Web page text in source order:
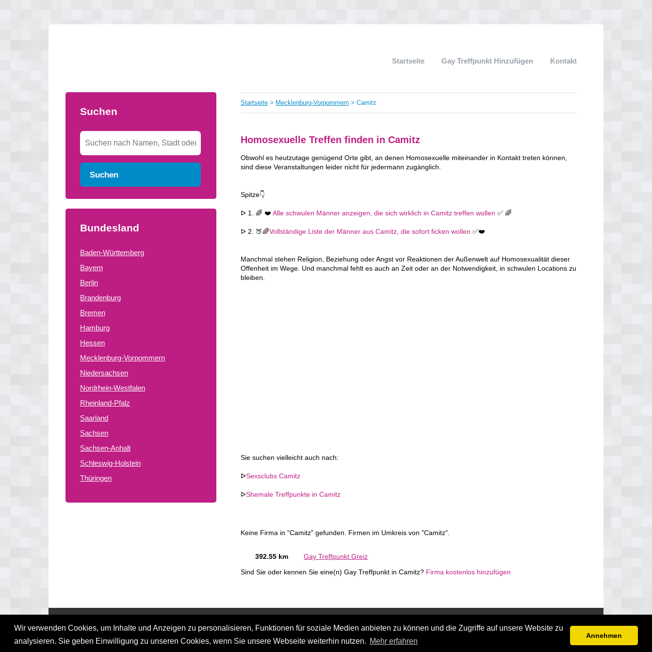
Wir verwenden Cookies, um Inhalte und Anzeigen zu personalisieren, Funktionen für soziale Medien anbieten zu können und die Zugriffe auf unsere Website zu
analysieren. Sie geben Einwilligung zu unseren Cookies, wenn Sie unsere Webseite weiterhin nutzen. Mehr erfahren
Annehmen
Startseite Gay Treffpunkt Hinzufügen Kontakt
Suchen
Suchen
Bundesland
Baden-Württemberg
Bayern
Berlin
Brandenburg
Bremen
Hamburg
Hessen
Mecklenburg-Vorpommern
Niedersachsen
Nordrhein-Westfalen
Rheinland-Pfalz
Saarland
Sachsen
Sachsen-Anhalt
Schleswig-Holstein
Thüringen
Startseite > Mecklenburg-Vorpommern > Camitz
Homosexuelle Treffen finden in Camitz
Obwohl es heutzutage genügend Orte gibt, an denen Homosexuelle miteinander in Kontakt treten können,
sind diese Veranstaltungen leider nicht für jedermann zugänglich.
Spitze👇
ᐅ 1. 🌈 ❤️Alle schwulen Männer anzeigen, die sich wirklich in Camitz treffen wollen ✅ 🌈
ᐅ 2. 🍑🌈Vollständige Liste der Männer aus Camitz, die sofort ficken wollen ✅❤️
Manchmal stehen Religion, Beziehung oder Angst vor Reaktionen der Außenwelt auf Homosexualität dieser
Offenheit im Wege. Und manchmal fehlt es auch an Zeit oder an der Notwendigkeit, in schwulen Locations zu
bleiben.
Sie suchen vielleicht auch nach:
ᐅSexsclubs Camitz
ᐅShemale Treffpunkte in Camitz
Keine Firma in "Camitz" gefunden. Firmen im Umkreis von "Camitz".
392.55 km Gay Treffpunkt Greiz
Sind Sie oder kennen Sie eine(n) Gay Treffpunkt in Camitz? Firma kostenlos hinzufügen